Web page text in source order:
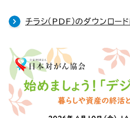
チラシ（PDF）のダウンロー